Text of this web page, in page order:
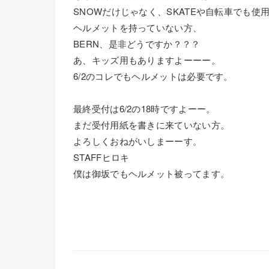
SNOWだけじゃなく、SKATEや自転車でも使用
ヘルメットを持っていない方、
BERN、是非どうですか？？？
あ、キッズ用もありますよーーー。
6/2のコレでもヘルメットは必要です。
最終受付は6/2の18時ですよーー。
まだ受付用紙を書きに来ていない方。
よろしくおねがいしまーーす。
STAFFヒロキ
僕は御坂でもヘルメット被ってます。